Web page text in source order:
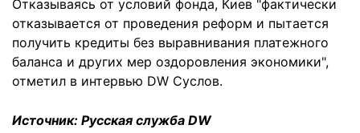
Отказываясь от условий фонда, Киев "фактически
отказывается от проведения реформ и пытается
получить кредиты без выравнивания платежного
баланса и других мер оздоровления экономики",
отметил в интервью DW Суслов.
Источник: Русская служба DW